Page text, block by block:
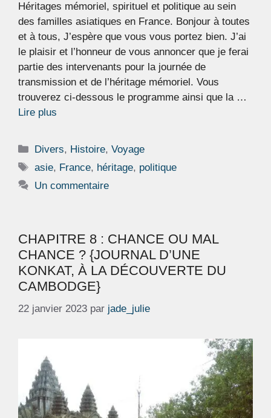
Héritages mémoriel, spirituel et politique au sein
des familles asiatiques en France. Bonjour à toutes
et à tous, J’espère que vous vous portez bien. J’ai
le plaisir et l’honneur de vous annoncer que je ferai
partie des intervenants pour la journée de
transmission et de l’héritage mémoriel. Vous
trouverez ci-dessous le programme ainsi que la …
Lire plus
Catégories
Divers, Histoire,Voyage
Étiquettes
asie, France, héritage, politique
Un commentaire
CHAPITRE 8 : CHANCE OU MAL
CHANCE ? {JOURNAL D’UNE
KONKAT, À LA DÉCOUVERTE DU
CAMBODGE}
22 janvier 2023 par jade_julie